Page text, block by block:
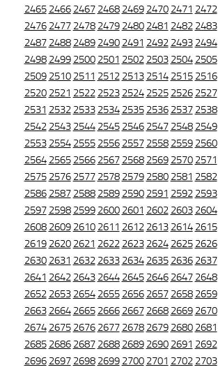
2465 2466 2467 2468 2469 2470 2471 2472
2476 2477 2478 2479 2480 2481 2482 2483
2487 2488 2489 2490 2491 2492 2493 2494
2498 2499 2500 2501 2502 2503 2504 2505
2509 2510 2511 2512 2513 2514 2515 2516
2520 2521 2522 2523 2524 2525 2526 2527
2531 2532 2533 2534 2535 2536 2537 2538
2542 2543 2544 2545 2546 2547 2548 2549
2553 2554 2555 2556 2557 2558 2559 2560
2564 2565 2566 2567 2568 2569 2570 2571
2575 2576 2577 2578 2579 2580 2581 2582
2586 2587 2588 2589 2590 2591 2592 2593
2597 2598 2599 2600 2601 2602 2603 2604
2608 2609 2610 2611 2612 2613 2614 2615
2619 2620 2621 2622 2623 2624 2625 2626
2630 2631 2632 2633 2634 2635 2636 2637
2641 2642 2643 2644 2645 2646 2647 2648
2652 2653 2654 2655 2656 2657 2658 2659
2663 2664 2665 2666 2667 2668 2669 2670
2674 2675 2676 2677 2678 2679 2680 2681
2685 2686 2687 2688 2689 2690 2691 2692
2696 2697 2698 2699 2700 2701 2702 2703